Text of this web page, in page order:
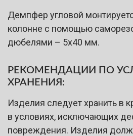
Демпфер угловой
колонне с помощью
дюбелями – 5х40 мм.
РЕКОМЕНДАЦИИ ПО
ХРАНЕНИЯ:
Изделия следует хранить в
в условиях, исключающих
повреждения. Изделия